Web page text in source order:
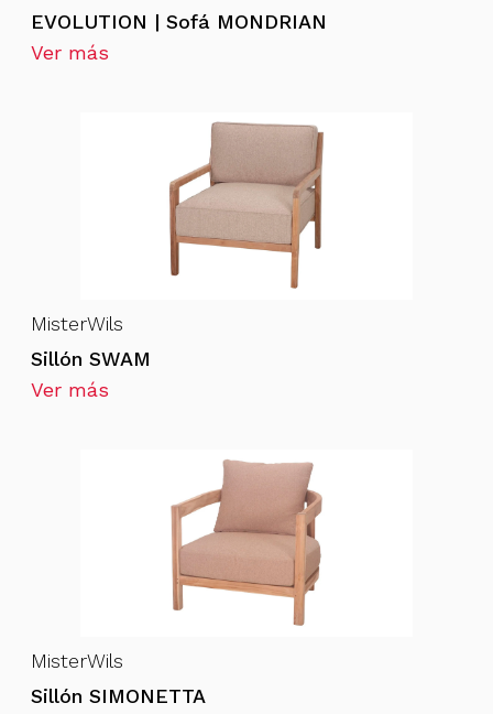
EVOLUTION | Sofá MONDRIAN
Ver más
MisterWils
Sillón SWAM
Ver más
MisterWils
Sillón SIMONETTA